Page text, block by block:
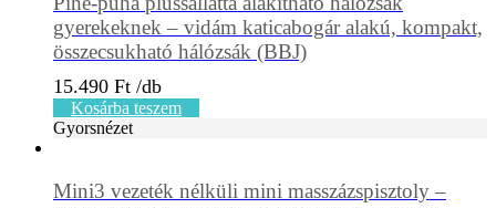
gyerekeknek – vidám katicabogár alakú, kompakt,
összecsukható hálózsák (BBJ)
15.490 Ft
Kosárba teszem
Gyorsnézet
Mini3 vezeték nélküli mini masszázspisztoly –